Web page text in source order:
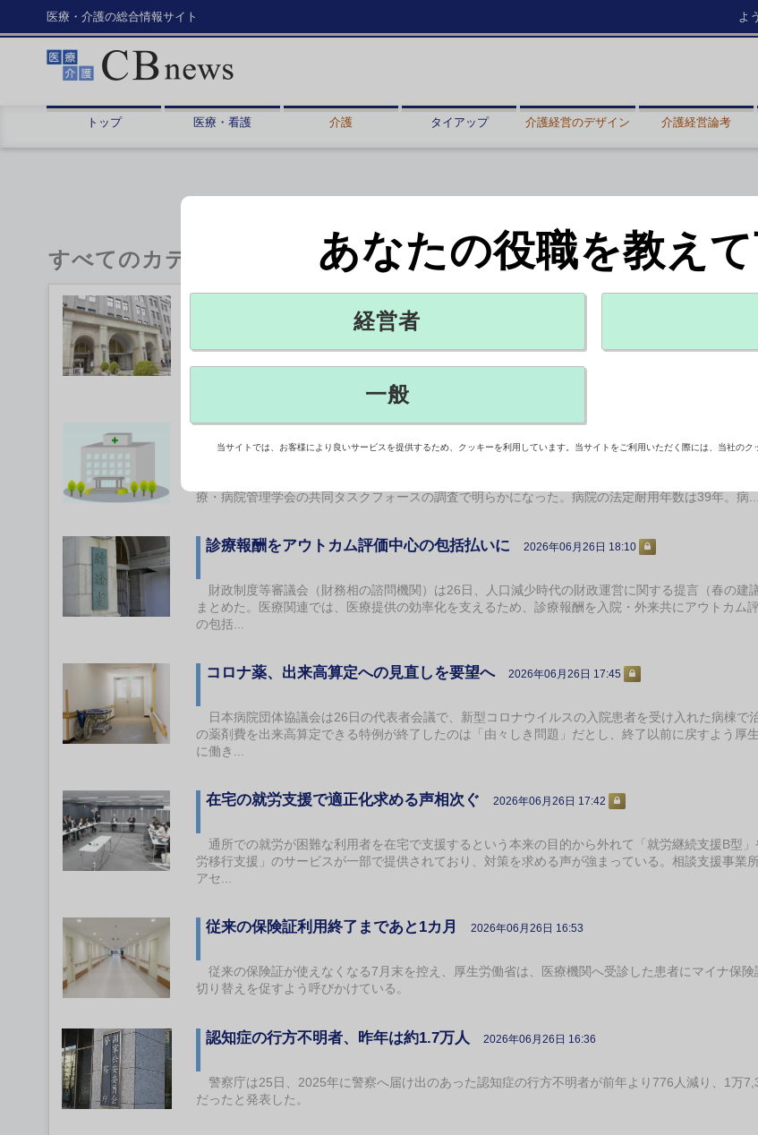
医療・介護の総合情報サイト よ
トップ 医療・看護 介護 タイアップ 介護経営のデザイン 介護経営論考
すべてのカテゴリ
財務省は、併設の有料老人ホームなどに訪問介護を集中的に提供して「同一建物等減算」を適用
る場合と適用されていない場合の移動時間に4倍を超える差があり、事業所の経営状況は、加算を適
2026年06月29日 14:25
療・病院管理学会の共同タスクフォースの調査で明らかになった。病院の法定耐用年数は39年。病...
診療報酬をアウトカム評価中心の包括払いに 2026年06月26日 18:10
財政制度等審議会（財務相の諮問機関）は26日、人口減少時代の財政運営に関する提言（春の建
まとめた。医療関連では、医療提供の効率化を支えるため、診療報酬を入院・外来共にアウトカム
の包括...
コロナ薬、出来高算定への見直しを要望へ 2026年06月26日 17:45
日本病院団体協議会は26日の代表者会議で、新型コロナウイルスの入院患者を受け入れた病棟で
の薬剤費を出来高算定できる特例が終了したのは「由々しき問題」だとし、終了以前に戻すよう厚
に働き...
在宅の就労支援で適正化求める声相次ぐ 2026年06月26日 17:42
通所での就労が困難な利用者を在宅で支援するという本来の目的から外れて「就労継続支援B型」
労移行支援」のサービスが一部で提供されており、対策を求める声が強まっている。相談支援事業
アセ...
従来の保険証利用終了まであと1カ月 2026年06月26日 16:53
従来の保険証が使えなくなる7月末を控え、厚生労働省は、医療機関へ受診した患者にマイナ保険
切り替えを促すよう呼びかけている。
認知症の行方不明者、昨年は約1.7万人 2026年06月26日 16:36
警察庁は25日、2025年に警察へ届け出のあった認知症の行方不明者が前年より776人減り、1万
だったと発表した。
あなたの役職を教え
経営者
一般
当サイトでは、お客様により良いサービスを提供するため、クッキーを利用しています。当サイトをご利用いただく際には、当社のク